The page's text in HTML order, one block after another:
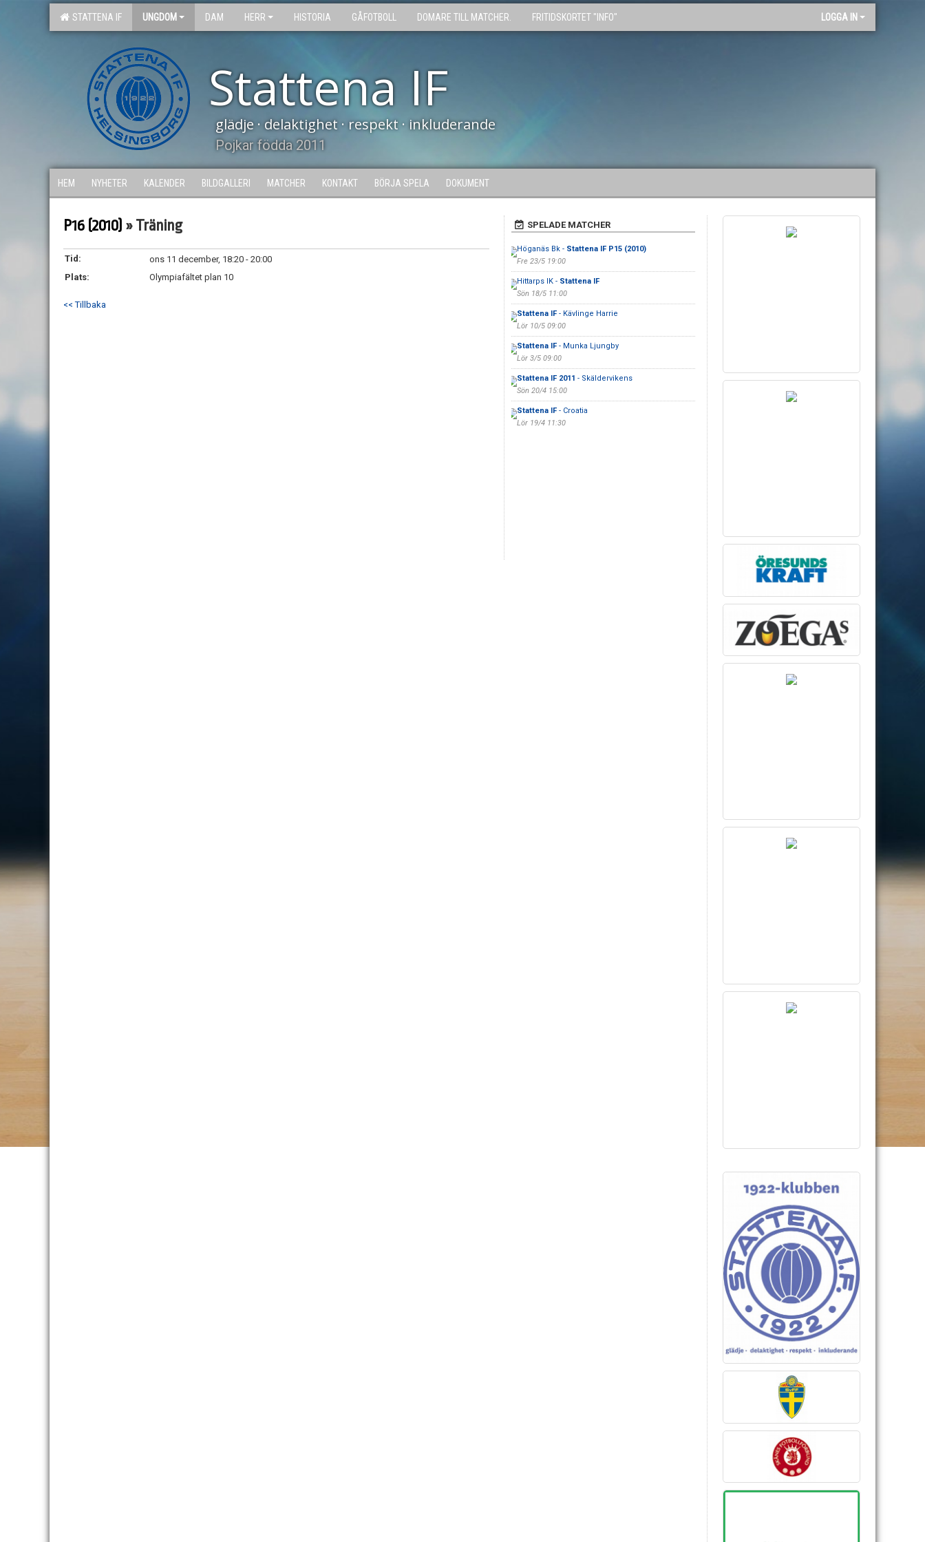
STATTENA IF UNGDOM DAM HERR HISTORIA GÅFOTBOLL DOMARE TILL MATCHER. FRITIDSKORTET "INFO" LOGGA IN
Stattena IF
glädje · delaktighet · respekt · inkluderande
Pojkar födda 2011
HEM NYHETER KALENDER BILDGALLERI MATCHER KONTAKT BÖRJA SPELA DOKUMENT
P16 (2010) » Träning
Tid:
ons 11 december, 18:20 - 20:00
Plats:
Olympiafältet plan 10
<< Tillbaka
SPELADE MATCHER
Höganäs Bk - Stattena IF P15 (2010)
Fre 23/5 19:00
Hittarps IK - Stattena IF
Sön 18/5 11:00
Stattena IF- Kävlinge Harrie
Lör 10/5 09:00
Stattena IF- Munka Ljungby
Lör 3/5 09:00
Stattena IF 2011 - Skäldervikens
Sön 20/4 15:00
Stattena IF- Croatia
Lör 19/4 11:30